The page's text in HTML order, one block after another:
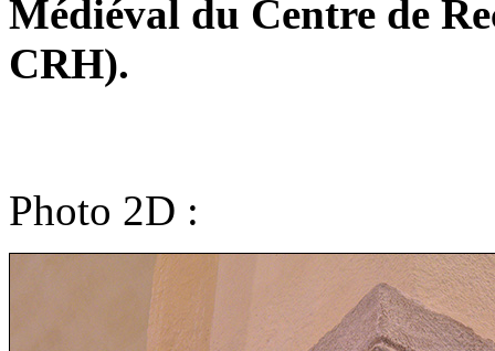
Médiéval du Centre de
CRH).
Photo 2D :